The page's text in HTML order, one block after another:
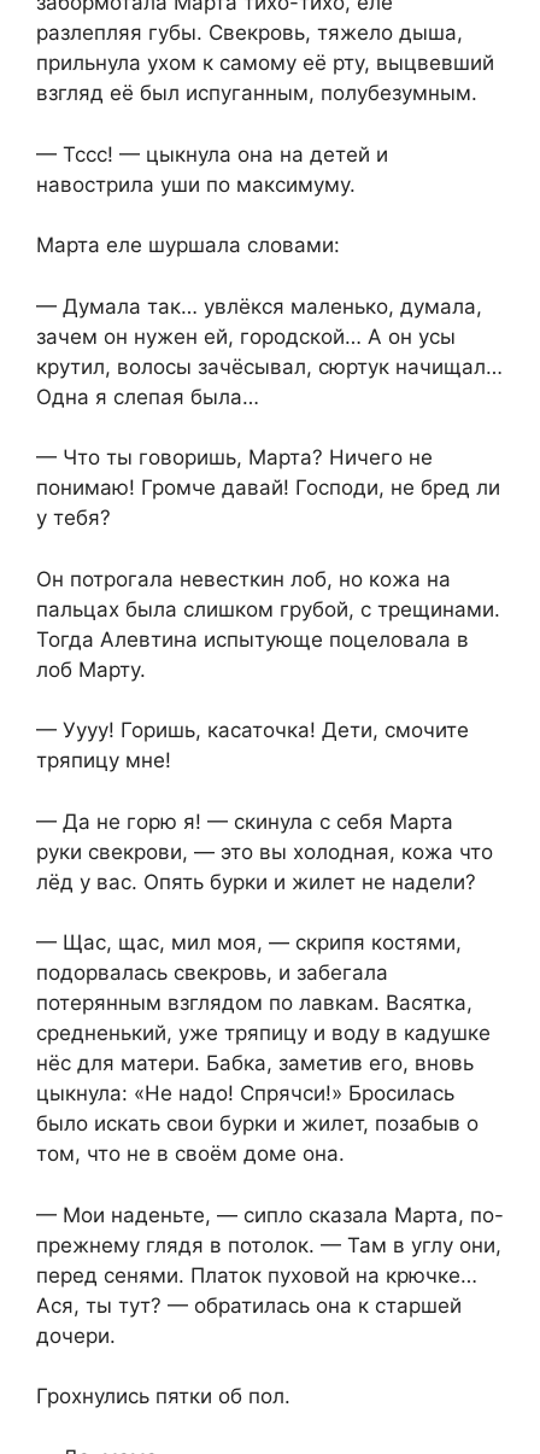
разлепляя губы. Свекровь, тяжело дыша,
прильнула ухом к самому её рту, выцвевший
взгляд её был испуганным, полубезумным.
— Тссс! — цыкнула она на детей и
навострила уши по максимуму.
Марта еле шуршала словами:
— Думала так… увлёкся маленько, думала,
зачем он нужен ей, городской… А он усы
крутил, волосы зачёсывал, сюртук начищал…
Одна я слепая была…
— Что ты говоришь, Марта? Ничего не
понимаю! Громче давай! Господи, не бред ли
у тебя?
Он потрогала невесткин лоб, но кожа на
пальцах была слишком грубой, с трещинами.
Тогда Алевтина испытующе поцеловала в
лоб Марту.
— Уууу! Горишь, касаточка! Дети, смочите
тряпицу мне!
— Да не горю я! — скинула с себя Марта
руки свекрови, — это вы холодная, кожа что
лёд у вас. Опять бурки и жилет не надели?
— Щас, щас, мил моя, — скрипя костями,
подорвалась свекровь, и забегала
потерянным взглядом по лавкам. Васятка,
средненький, уже тряпицу и воду в кадушке
нёс для матери. Бабка, заметив его, вновь
цыкнула: «Не надо! Спрячси!» Бросилась
было искать свои бурки и жилет, позабыв о
том, что не в своём доме она.
— Мои наденьте, — сипло сказала Марта, по-
прежнему глядя в потолок. — Там в углу они,
перед сенями. Платок пуховой на крючке…
Ася, ты тут? — обратилась она к старшей
дочери.
Грохнулись пятки об пол.